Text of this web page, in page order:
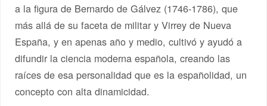
a la figura de Bernardo de Gálvez (1746-1786), que
más allá de su faceta de militar y Virrey de Nueva
España, y en apenas año y medio, cultivó y ayudó a
difundir la ciencia moderna española, creando las
raíces de esa personalidad que es la españolidad, un
concepto con alta dinamicidad.